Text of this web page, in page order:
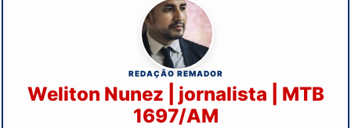
REDAÇÃO REMADOR
Weliton Nunez | jornalista | MTB
1697/AM